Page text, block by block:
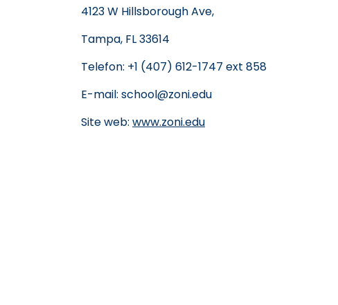
4123 W Hillsborough Ave,
Tampa, FL 33614
Telefon: +1 (407) 612-1747 ext 858
E-mail: school@zoni.edu
Site web: www.zoni.edu